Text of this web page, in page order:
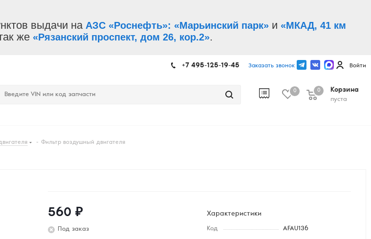
выдачи на АЗС «Роснефть»: «Марьинский парк» и «МКАД, 41 км
же «Рязанский проспект, дом 26, кор.2».
+7 495-125-19-45 Заказать звонок Войти
0
Корзина
пуста
0
- Фильтр воздушный двигателя
560 ₽
Под заказ
Характеристики
Код AFAU136